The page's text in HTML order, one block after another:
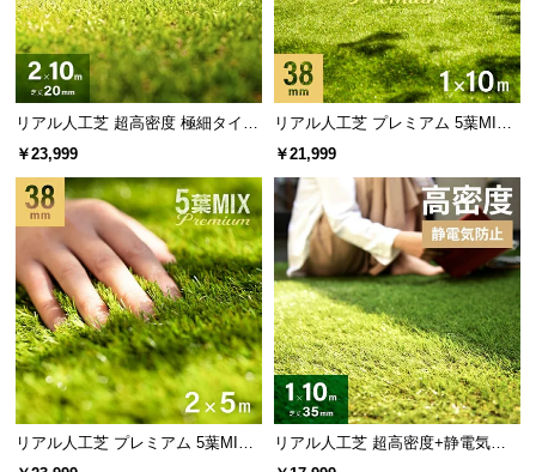
o.,
リアル人工芝 超高密度 極細タイプ
芝丈20mm 2×10m
￥23,999
リアル人工芝 プレミアム 5葉MI
X・質感をさらに追求 芝丈38mm 1
×10m
￥21,999
リアル人工芝 プレミアム 5葉MI
X・質感をさらに追求 芝丈38mm 2
リアル人工芝 超高密度+静電気防
止 高耐久タイプ・質感を追求 芝丈